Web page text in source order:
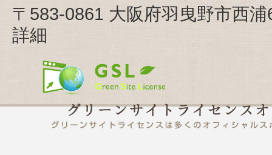
〒583-0861 大阪府羽曳野市西
詳細